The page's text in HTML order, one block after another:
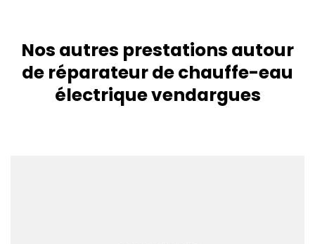
Nos autres prestations autour
de réparateur de chauffe-eau
électrique vendargues